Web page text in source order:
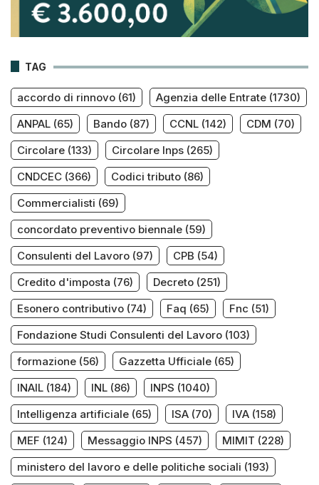
TAG
accordo di rinnovo (61) Agenzia delle Entrate (1730)
ANPAL (65) Bando (87) CCNL (142) CDM (70)
Circolare (133) Circolare Inps (265)
CNDCEC (366) Codici tributo (86)
Commercialisti (69)
concordato preventivo biennale (59)
Consulenti del Lavoro (97) CPB (54)
Credito d'imposta (76) Decreto (251)
Esonero contributivo (74) Faq (65) Fnc (51)
Fondazione Studi Consulenti del Lavoro (103)
formazione (56) Gazzetta Ufficiale (65)
INAIL (184) INL (86) INPS (1040)
Intelligenza artificiale (65) ISA (70) IVA (158)
MEF (124) Messaggio INPS (457) MIMIT (228)
ministero del lavoro e delle politiche sociali (193)